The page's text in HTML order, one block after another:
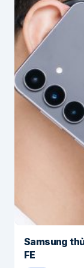
Samsung
FE